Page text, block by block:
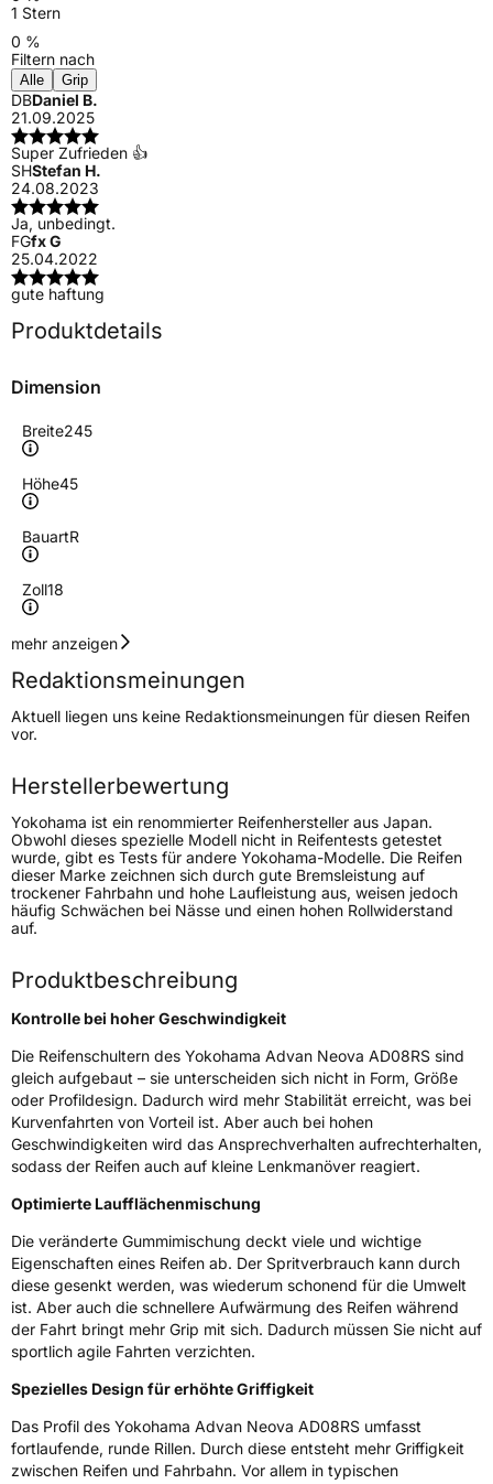
1 Stern
0 %
Filtern nach
Alle Grip
DBDaniel B.
21.09.2025
Super Zufrieden 👍
SHStefan H.
24.08.2023
Ja, unbedingt.
FGfx G
25.04.2022
gute haftung
Produktdetails
Dimension
Breite245
Höhe45
BauartR
Zoll18
Geschwindigkeitsindex
Höchstgeschwindigkeit
270 km/h
Lastindex96
Höchstlast710 kg
Gewicht (in kg)
Generelle Merkmale
FahrzeugtypPKW
Verwendung
Modellname
Advan Neova AD08RS
Weitere Eigenschaften
SchlauchtypTL
ZustandNeureifen
Felgenschutz
EU Label
Effizienz D
Nasshaftung B
Rollgeräusch (Klasse)B
mehr anzeigen
Redaktionsmeinungen
Aktuell liegen uns keine Redaktionsmeinungen für diesen Reifen
vor.
Herstellerbewertung
Yokohama ist ein renommierter Reifenhersteller aus Japan.
Obwohl dieses spezielle Modell nicht in Reifentests getestet
wurde, gibt es Tests für andere Yokohama-Modelle. Die Reifen
dieser Marke zeichnen sich durch gute Bremsleistung auf
trockener Fahrbahn und hohe Laufleistung aus, weisen jedoch
häufig Schwächen bei Nässe und einen hohen Rollwiderstand
auf.
Produktbeschreibung
Kontrolle bei hoher Geschwindigkeit
Die Reifenschultern des Yokohama Advan Neova AD08RS sind
gleich aufgebaut – sie unterscheiden sich nicht in Form, Größe
oder Profildesign. Dadurch wird mehr Stabilität erreicht, was bei
Kurvenfahrten von Vorteil ist. Aber auch bei hohen
Geschwindigkeiten wird das Ansprechverhalten aufrechterhalten,
sodass der Reifen auch auf kleine Lenkmanöver reagiert.
Optimierte Laufflächenmischung
Die veränderte Gummimischung deckt viele und wichtige
Eigenschaften eines Reifen ab. Der Spritverbrauch kann durch
diese gesenkt werden, was wiederum schonend für die Umwelt
ist. Aber auch die schnellere Aufwärmung des Reifen während
der Fahrt bringt mehr Grip mit sich. Dadurch müssen Sie nicht auf
sportlich agile Fahrten verzichten.
Spezielles Design für erhöhte Griffigkeit
Das Profil des Yokohama Advan Neova AD08RS umfasst
fortlaufende, runde Rillen. Durch diese entsteht mehr Griffigkeit
zwischen Reifen und Fahrbahn. Vor allem in typischen